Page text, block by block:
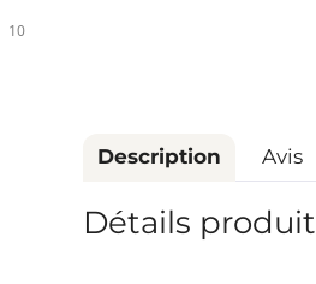
Description Avis
Détails produit
10